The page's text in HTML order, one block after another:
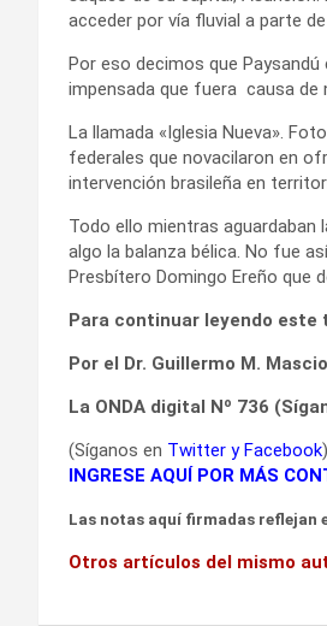
acceder por vía fluvial a parte
Por eso decimos que
impensada que fuera causa de
La llamada «Iglesia Nueva».
federales que novacilaron en
intervención brasileña en
Todo ello mientras aguardaban
algo la balanza bélica. No fue
Presbítero Domingo Ereño que
Para continuar leyendo este
Por el Dr. Guillermo M.
La ONDA digital Nº 736
(Síganos en Twitter yFacebook)
INGRESE AQUÍ POR MÁS
Las notas aquí firmadas reflejan
Otros artículos del mismo